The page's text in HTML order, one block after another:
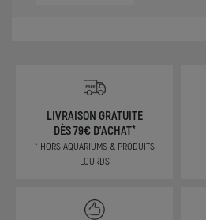
LIVRAISON GRATUITE
DÈS 79€ D'ACHAT*
* HORS AQUARIUMS & PRODUITS
LOURDS